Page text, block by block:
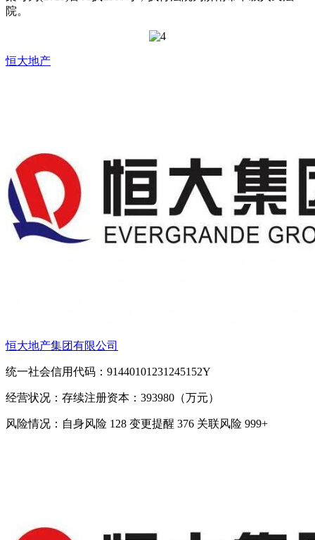
院。
恒大地产
恒大地产集团有限公司
统一社会信用代码：91440101231245152Y
经营状况：存续注册资本：393980（万元）
风险情况：自身风险 128 变更提醒 376 关联风险 999+